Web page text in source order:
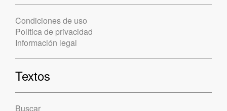
Condiciones de uso
Política de privacidad
Información legal
Textos
Buscar